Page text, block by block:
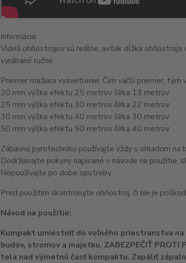
Informácia:
Videá ohňostrojov sú reálne, avšak dĺžka
vyrábané ručne.
Priemer mažiara vysvetlenie: Čím väčší priemer, tým
20 mm výška efektu 25 metrov šírka 13 metrov
25 mm výška efektu 30 metrov šírka 22 metrov
30 mm výška efektu 40 metrov šírka 30 metrov
50 mm výška efektu 50 metrov šírka 40 metrov
Zábavnú pyrotechniku používajte vždy s ohladom
Dodržiavajte pokyny napísané v návode na
Nepoužívajte po dobe spotreby.
Pred použitím skontrolujte ohňostroj, či nie je
Návod na použitie:
Kompakt umiestniť do voľného priestranstva na
budov, stromov a majetku. ZABEZPEČIŤ PROTI
tela nad výmetnú časť kompaktu. Zapáliť